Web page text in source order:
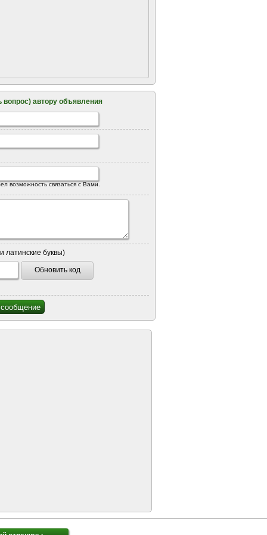
вопрос) автору объявления
возможность связаться с Вами.
латинские буквы)
Обновить код